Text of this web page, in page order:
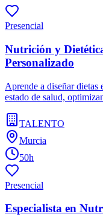
Presencial
Nutrición y
Personalizado
Aprende a diseñar dietas
estado de salud,
TALENTO
Murcia
50h
Presencial
Especialista en